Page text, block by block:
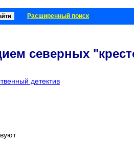
Расширенный поиск
северных
детектив